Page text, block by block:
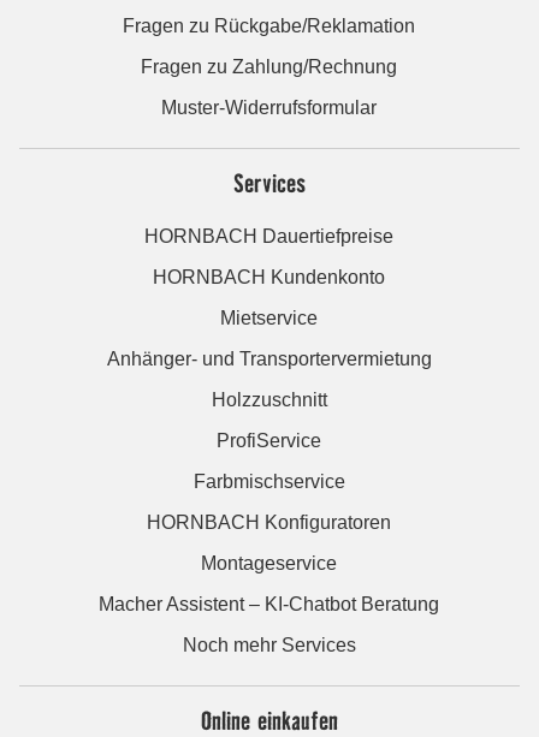
Fragen zu Rückgabe/Reklamation
Fragen zu Zahlung/Rechnung
Muster-Widerrufsformular
Services
HORNBACH Dauertiefpreise
HORNBACH Kundenkonto
Mietservice
Anhänger- und Transportervermietung
Holzzuschnitt
ProfiService
Farbmischservice
HORNBACH Konfiguratoren
Montageservice
Macher Assistent – KI-Chatbot Beratung
Noch mehr Services
Online einkaufen